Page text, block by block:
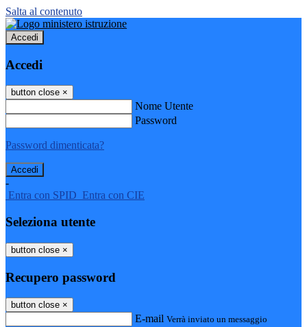
Salta al contenuto
Accedi
Accedi
button close ×
Nome Utente
Password
Password dimenticata?
-
Entra con SPID Entra con CIE
Seleziona utente
button close ×
Recupero password
button close ×
E-mail Verrà inviato un messaggio